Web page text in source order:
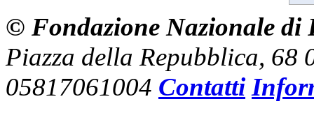
© Fondazione Nazionale di
Piazza della Repubblica, 68
05817061004 Contatti